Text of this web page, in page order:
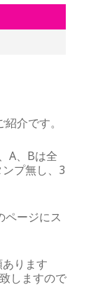
介です。
A、Bは全
プ無し、3
ページにス
ります
しますので